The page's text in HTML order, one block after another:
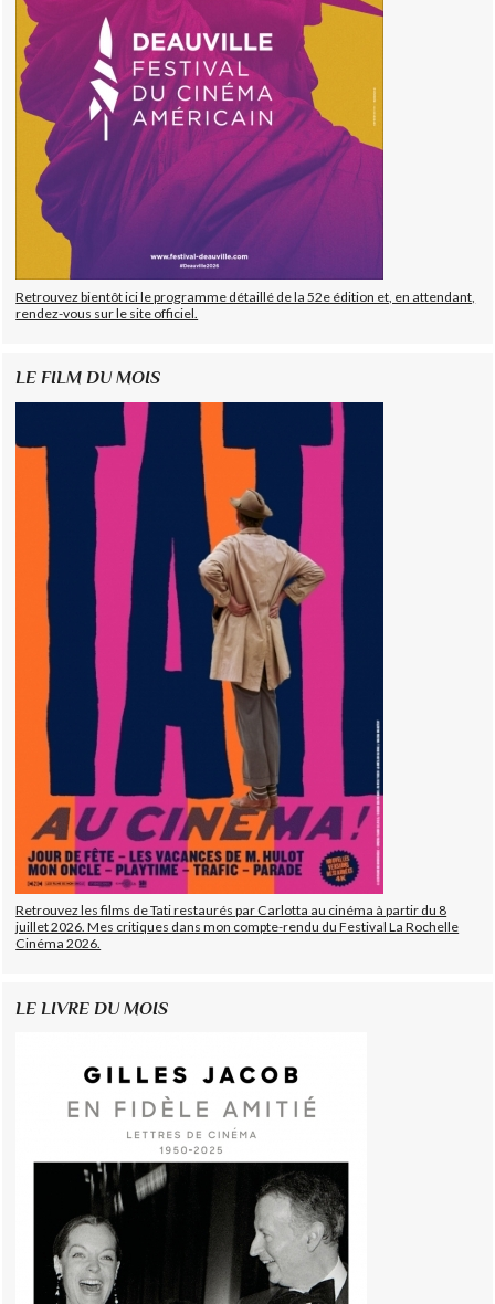
Retrouvez bientôt ici le programme détaillé de la 52e édition et, en attendant,
rendez-vous sur le site officiel.
LE FILM DU MOIS
Retrouvez les films de Tati restaurés par Carlotta au cinéma à partir du 8
juillet 2026. Mes critiques dans mon compte-rendu du Festival La Rochelle
Cinéma 2026.
LE LIVRE DU MOIS